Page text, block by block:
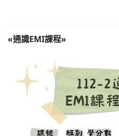
«通識EMI課程»